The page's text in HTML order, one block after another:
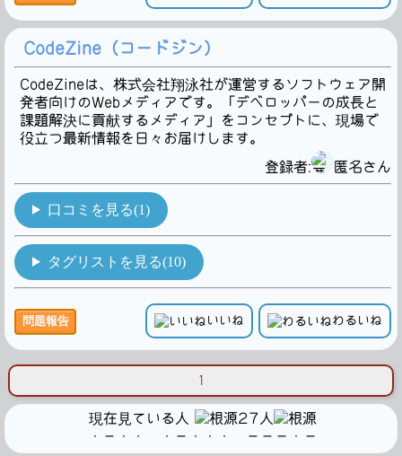
CodeZine（コードジン）
CodeZineは、株式会社翔泳社が運営するソフトウェア開
発者向けのWebメディアです。「デベロッパーの成長と
課題解決に貢献するメディア」をコンセプトに、現場で
役立つ最新情報を日々お届けします。
登録者:
匿名さん
口コミを見る(1)
タグリストを見る(10)
問題報告 いいね わるいね
1
現在見ている人
27人
・－・・ ・－・・・ －－－・－